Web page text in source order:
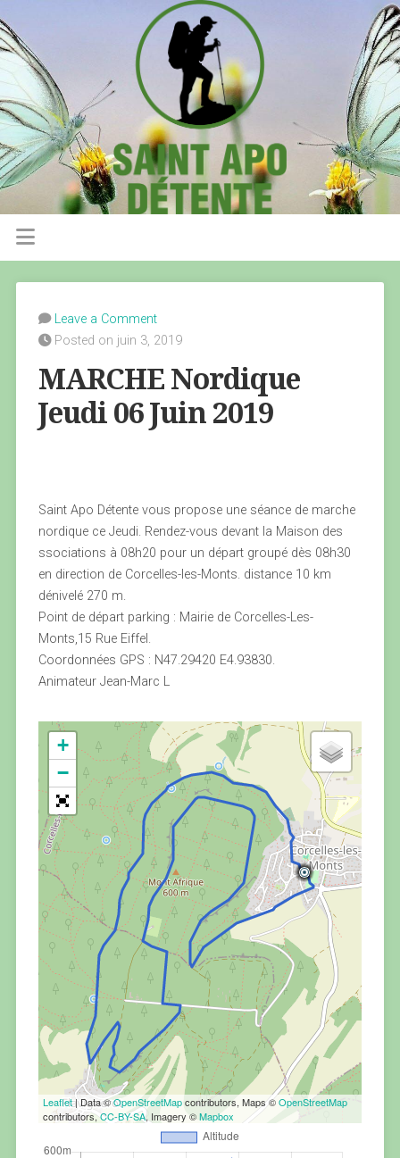
Leave a Comment
Posted on juin 3, 2019
MARCHE Nordique
Jeudi 06 Juin 2019
Saint Apo Détente vous propose une séance de marche
nordique ce Jeudi. Rendez-vous devant la Maison des
ssociations à 08h20 pour un départ groupé dès 08h30
en direction de Corcelles-les-Monts. distance 10 km
dénivelé 270 m.
Point de départ parking : Mairie de Corcelles-Les-
Monts,15 Rue Eiffel.
Coordonnées GPS : N47.29420 E4.93830.
Animateur Jean-Marc L
+
−
Leaflet| Data ©OpenStreetMapcontributors, Maps ©OpenStreetMap
contributors,CC-BY-SA, Imagery ©Mapbox